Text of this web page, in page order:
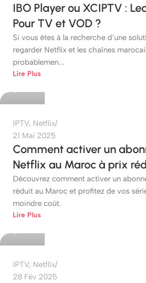
IBO Player ou XCIPTV :
Pour TV et VOD ?
Si vous êtes à la recherche d’une
regarder Netflix et les chaînes
probablemen...
Lire Plus
etshop
IPTV, Netflix
21 Mai 2025
Comment activer un
Netflix au Maroc à prix
Découvrez comment activer un
réduit au Maroc et profitez de vos
moindre coût.
Lire Plus
etshop
IPTV, Netflix
28 Fév 2025